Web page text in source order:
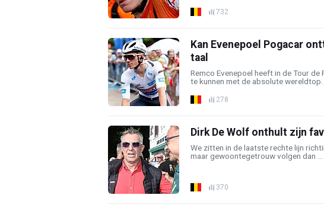
732
Kan Evenepoel Pogacar
taal
Remco Evenepoel heeft in de Tour de
te kunnen met de absolute wereldtop.
278
Dirk De Wolf onthult zijn
We zitten in de laatste rechte lijn
maar gewoontegetrouw volgen dan ...
370